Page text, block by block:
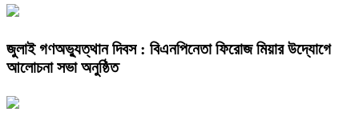
জুলাই গণঅভ্যুত্থান দিবস : বিএনপিনেতা ফিরোজ মিয়ার উদ্যোগে
আলোচনা সভা অনুষ্ঠিত